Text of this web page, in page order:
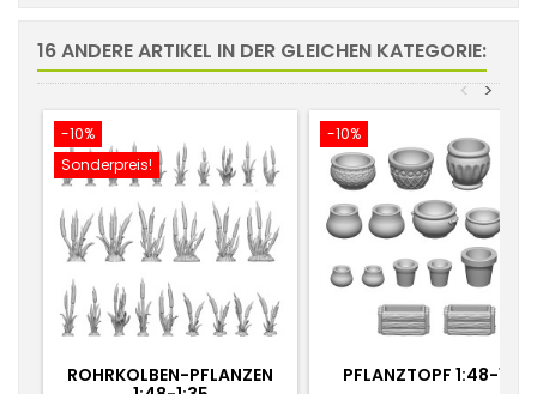
16 ANDERE ARTIKEL IN DER GLEICHEN KATEGORIE:
>
<
-10%
Sonderpreis!
ROHRKOLBEN-PFLANZEN
-10%
PFLANZTOPF 1:48-1:35